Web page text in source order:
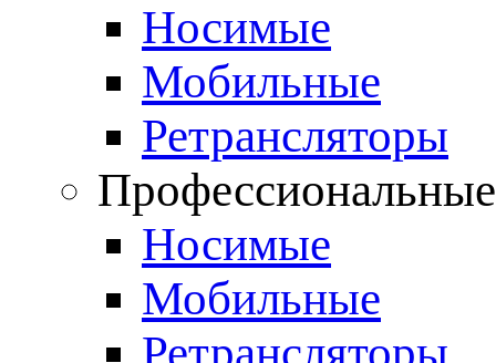
Носимые
Мобильные
Ретрансляторы
Носимые
Мобильные
Ретрансляторы